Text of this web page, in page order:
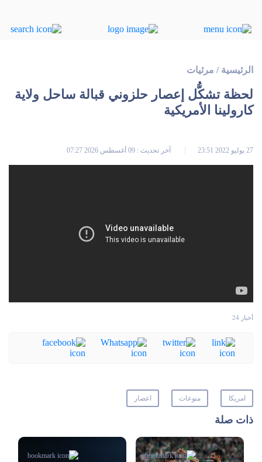
الرئيسية / مرئيات
لحظة تشكُّل إعصار حلزوني قبالة ساحل ولاية
كارولينا الأمريكية
27 يوليو 2022 23:51 آخر تحديث : 09 أغسطس 2026 07:27
أخبار 24
امريكا منوعات اعصار
ذات صلة